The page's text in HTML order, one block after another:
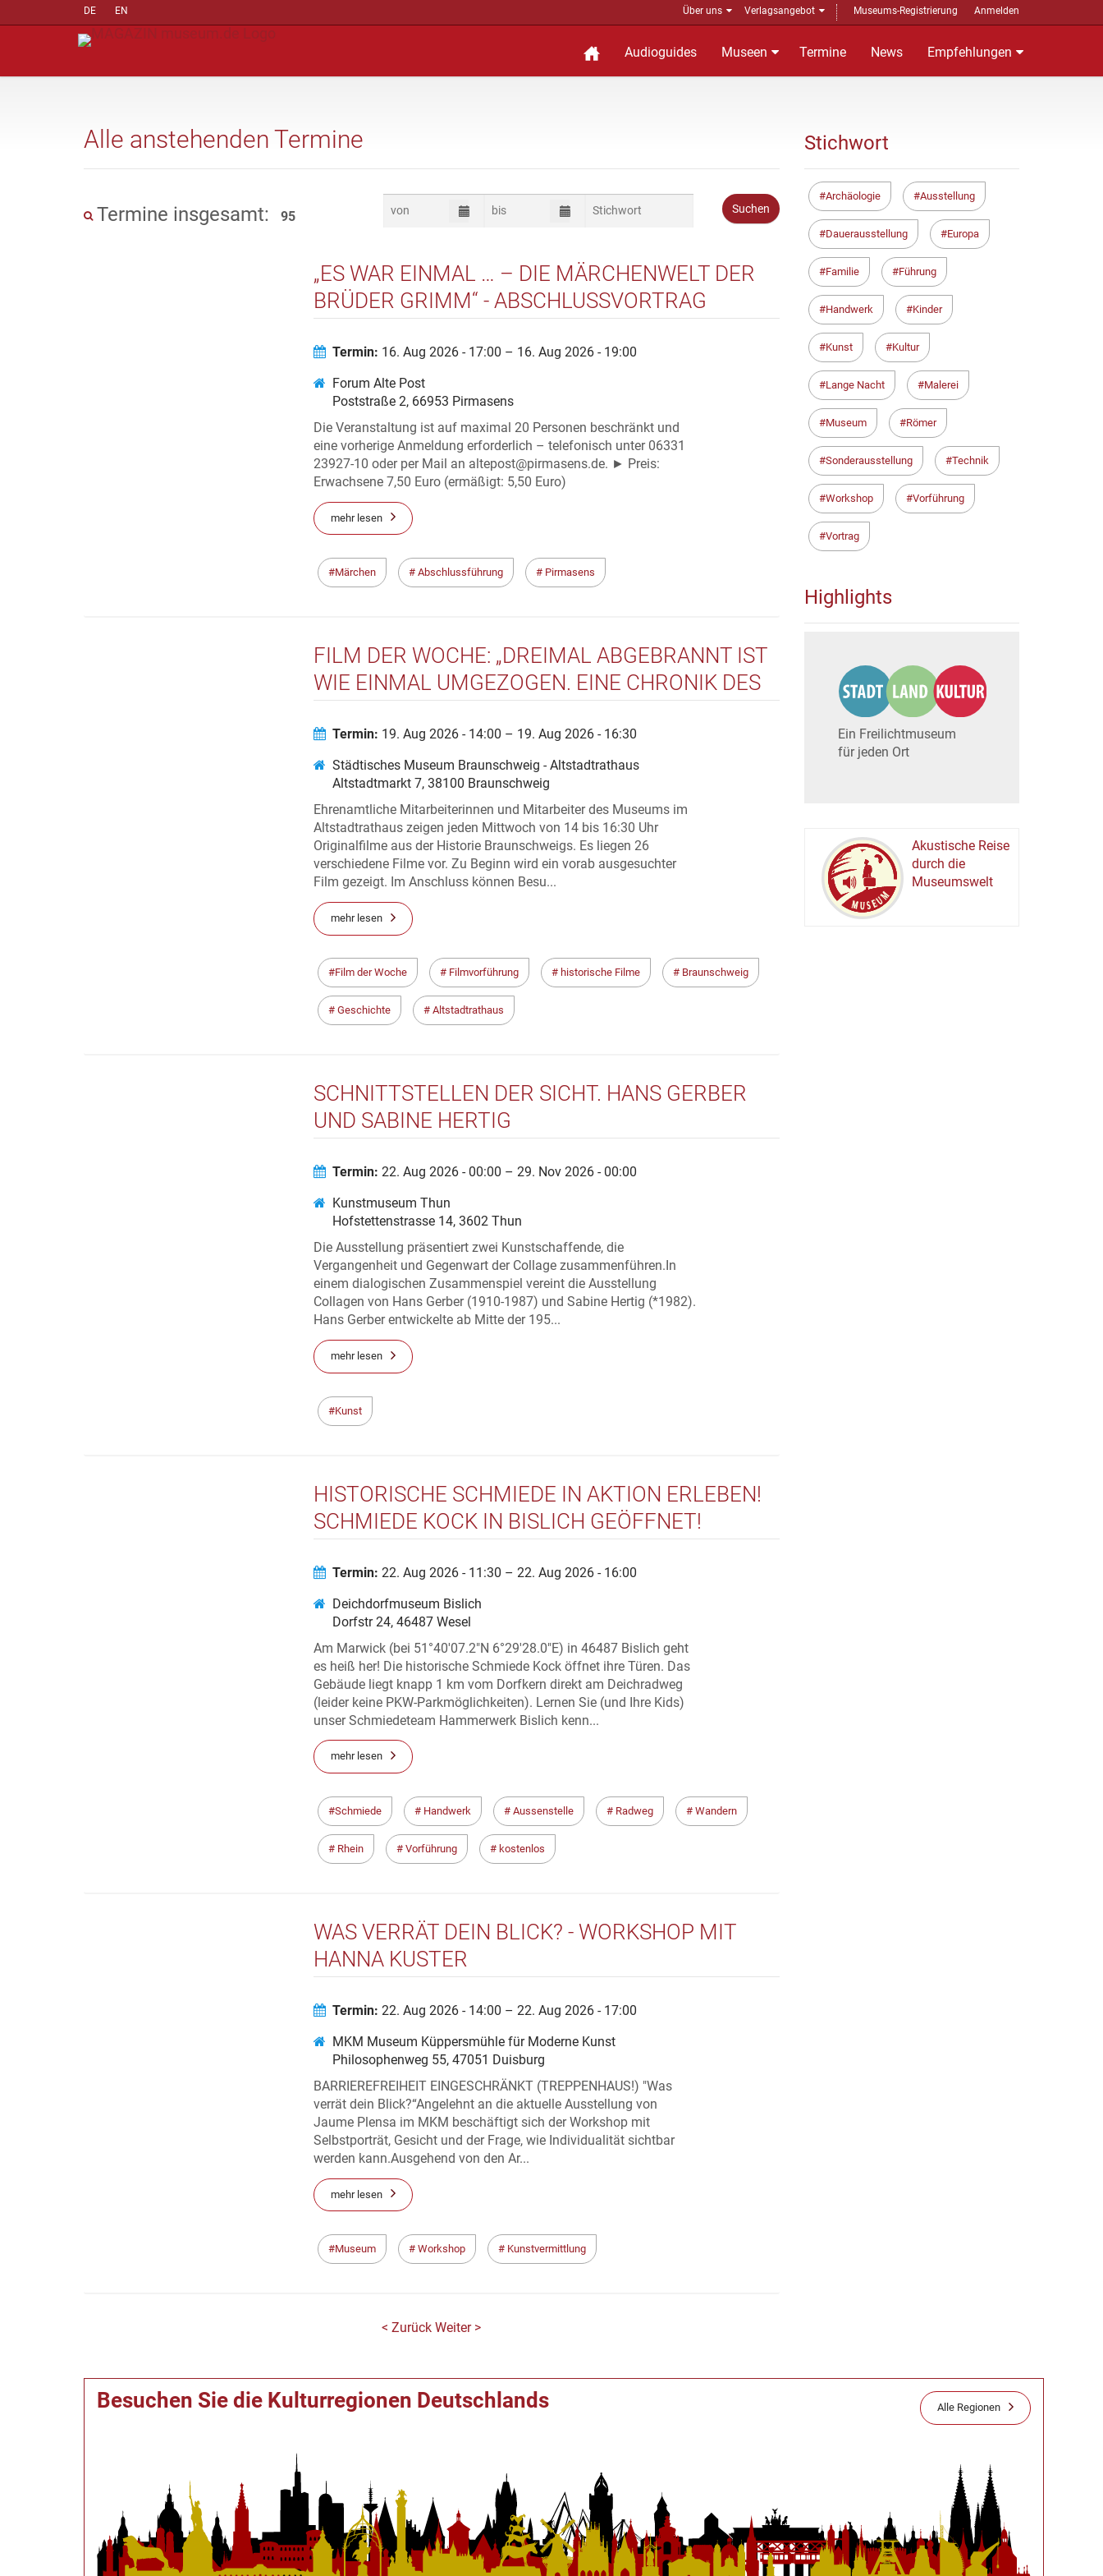
DE EN Über uns Verlagsangebot Museums-Registrierung Anmelden
Audioguides Museen Termine News Empfehlungen
Alle anstehenden Termine
Termine insgesamt: 95
„ES WAR EINMAL … – DIE MÄRCHENWELT DER
BRÜDER GRIMM“ - ABSCHLUSSVORTRAG
Termin: 16. Aug 2026 - 17:00 – 16. Aug 2026 - 19:00
Forum Alte Post
Poststraße 2, 66953 Pirmasens
Die Veranstaltung ist auf maximal 20 Personen beschränkt und
eine vorherige Anmeldung erforderlich – telefonisch unter 06331
23927-10 oder per Mail an altepost@pirmasens.de. ► Preis:
Erwachsene 7,50 Euro (ermäßigt: 5,50 Euro)
mehr lesen
Märchen Abschlussführung Pirmasens
FILM DER WOCHE: „DREIMAL ABGEBRANNT IST
WIE EINMAL UMGEZOGEN. EINE CHRONIK DES
WEITERE FILME AUS DER REIHE
„ORIGINALFILME AUS DER HISTORIE
BRAUNSCHWEIG“
Termin: 19. Aug 2026 - 14:00 – 19. Aug 2026 - 16:30
Städtisches Museum Braunschweig - Altstadtrathaus
Altstadtmarkt 7, 38100 Braunschweig
Ehrenamtliche Mitarbeiterinnen und Mitarbeiter des Museums im
Altstadtrathaus zeigen jeden Mittwoch von 14 bis 16:30 Uhr
Originalfilme aus der Historie Braunschweigs. Es liegen 26
verschiedene Filme vor. Zu Beginn wird ein vorab ausgesuchter
Film gezeigt. Im Anschluss können Besu...
mehr lesen
Film der Woche Filmvorführung historische Filme Braunschweig
Geschichte Altstadtrathaus
SCHNITTSTELLEN DER SICHT. HANS GERBER
UND SABINE HERTIG
Termin: 22. Aug 2026 - 00:00 – 29. Nov 2026 - 00:00
Kunstmuseum Thun
Hofstettenstrasse 14, 3602 Thun
Die Ausstellung präsentiert zwei Kunstschaffende, die
Vergangenheit und Gegenwart der Collage zusammenführen.In
einem dialogischen Zusammenspiel vereint die Ausstellung
Collagen von Hans Gerber (1910-1987) und Sabine Hertig (*1982).
Hans Gerber entwickelte ab Mitte der 195...
mehr lesen
Kunst
HISTORISCHE SCHMIEDE IN AKTION ERLEBEN!
SCHMIEDE KOCK IN BISLICH GEÖFFNET!
Termin: 22. Aug 2026 - 11:30 – 22. Aug 2026 - 16:00
Deichdorfmuseum Bislich
Dorfstr 24, 46487 Wesel
Am Marwick (bei 51°40'07.2"N 6°29'28.0"E) in 46487 Bislich geht
es heiß her! Die historische Schmiede Kock öffnet ihre Türen. Das
Gebäude liegt knapp 1 km vom Dorfkern direkt am Deichradweg
(leider keine PKW-Parkmöglichkeiten). Lernen Sie (und Ihre Kids)
unser Schmiedeteam Hammerwerk Bislich kenn...
mehr lesen
Schmiede Handwerk Aussenstelle Radweg Wandern
Rhein Vorführung kostenlos
WAS VERRÄT DEIN BLICK? - WORKSHOP MIT
HANNA KUSTER
Termin: 22. Aug 2026 - 14:00 – 22. Aug 2026 - 17:00
MKM Museum Küppersmühle für Moderne Kunst
Philosophenweg 55, 47051 Duisburg
BARRIEREFREIHEIT EINGESCHRÄNKT (TREPPENHAUS!) "Was
verrät dein Blick?“Angelehnt an die aktuelle Ausstellung von
Jaume Plensa im MKM beschäftigt sich der Workshop mit
Selbstporträt, Gesicht und der Frage, wie Individualität sichtbar
werden kann.Ausgehend von den Ar...
mehr lesen
Museum Workshop Kunstvermittlung
< ZurückWeiter >
Besuchen Sie die Kulturregionen Deutschlands Alle Regionen
Stichwort
Archäologie Ausstellung
Dauerausstellung Europa
Familie Führung
Handwerk Kinder
Kunst Kultur
Lange Nacht Malerei
Museum Römer
Sonderausstellung Technik
Workshop Vorführung
Vortrag
Highlights
Ein Freilichtmuseum
für jeden Ort
MUSEUM
Akustische Reise
durch die
Museumswelt